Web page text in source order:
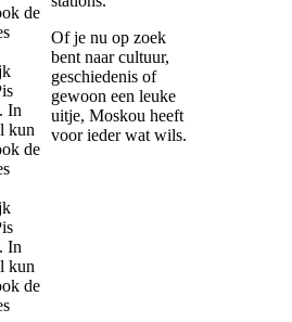
Of je nu op zoek
bent naar cultuur,
geschiedenis of
gewoon een leuke
uitje, Moskou heeft
voor ieder wat wils.